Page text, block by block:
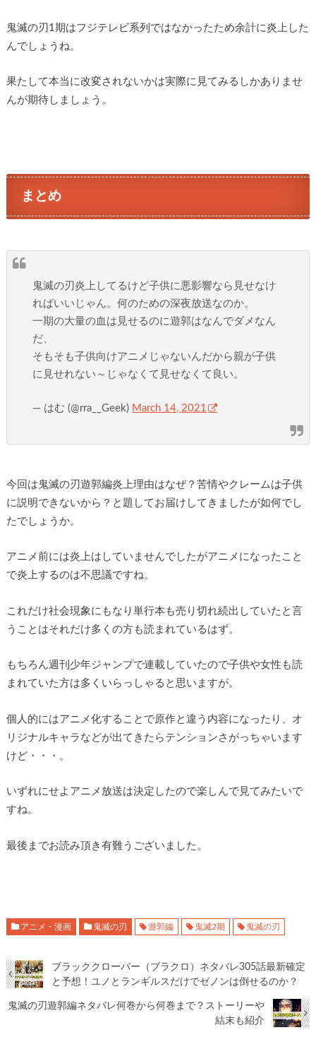
鬼滅の刃1期はフジテレビ系列ではなかったため余計に炎上した
んでしょうね。
果たして本当に改変されないかは実際に見てみるしかありませ
んが期待しましょう。
まとめ
鬼滅の刃炎上してるけど子供に悪影響なら見せなけ
ればいいじゃん。何のための深夜放送なのか。
一期の大量の血は見せるのに遊郭はなんでダメなん
だ、
そもそも子供向けアニメじゃないんだから親が子供
に見せれない～じゃなくて見せなくて良い。
— はむ (@rra__Geek) March 14, 2021
今回は鬼滅の刃遊郭編炎上理由はなぜ？苦情やクレームは子供
に説明できないから？と題してお届けしてきましたが如何でし
たでしょうか。
アニメ前には炎上はしていませんでしたがアニメになったこと
で炎上するのは不思議ですね。
これだけ社会現象にもなり単行本も売り切れ続出していたと言
うことはそれだけ多くの方も読まれているはず。
もちろん週刊少年ジャンプで連載していたので子供や女性も読
まれていた方は多くいらっしゃると思いますが。
個人的にはアニメ化することで原作と違う内容になったり、オ
リジナルキャラなどが出てきたらテンションさがっちゃいます
けど・・・。
いずれにせよアニメ放送は決定したので楽しんで見てみたいで
すね。
最後までお読み頂き有難うございました。
アニメ・漫画 鬼滅の刃 遊郭編 鬼滅2期 鬼滅の刃
ブラッククローバー（ブラクロ）ネタバレ305話最新確定
と予想！ユノとランギルスだけでゼノンは倒せるのか？
鬼滅の刃遊郭編ネタバレ何巻から何巻まで？ストーリーや
結末も紹介